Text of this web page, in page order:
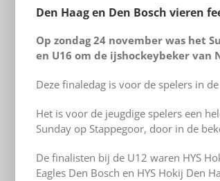
Den Haag en Den Bosch vieren
Op zondag 24 november was het
en U16 om de ijshockeybeker van
Deze finaledag is voor de spelers in
Het is voor de jeugdige spelers een
Sunday op Stappegoor, door in de
De finalisten bij de U12 waren HYS
Eagles Den Bosch en HYS Hokij Den